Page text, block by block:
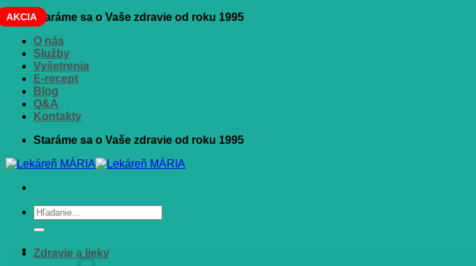
Skip
to
content
Staráme sa o Vaše zdravie od roku 1995
O nás
Služby
Vyšetrenia
E-recept
Blog
Q&A
Kontakty
Staráme sa o Vaše zdravie od roku 1995
Hľadať:
Zdravie a lieky
AKCIA
AKCIA